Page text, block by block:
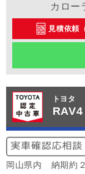
カロー
見積依頼
トヨタ
岡山県内 納期約